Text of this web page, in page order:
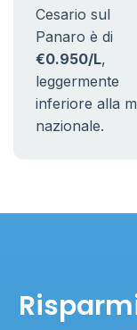
Cesario sul
Panaro è di
€0.950/L,
leggermente
inferiore alla
nazionale.